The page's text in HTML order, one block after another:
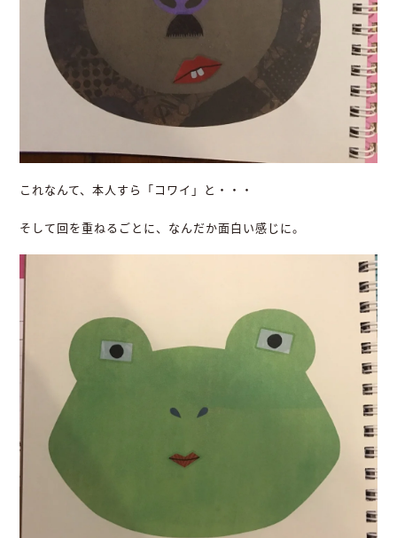
これなんて、本人すら「コワイ」と・・・
そして回を重ねるごとに、なんだか面白い感じに。